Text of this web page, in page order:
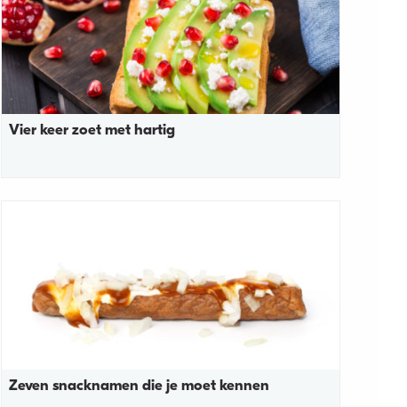
Vier keer zoet met hartig
Zeven snacknamen die je moet kennen